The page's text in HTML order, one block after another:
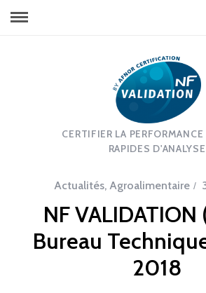
CERTIFIER LA
RAPIDES D'ANALYSE
Actualités, Agroalimentaire
NF VALIDATION
Bureau
2018